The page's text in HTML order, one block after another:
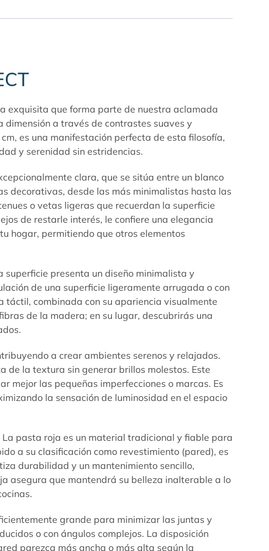
exquisita que forma parte de nuestra aclamada
dimensión a través de contrastes suaves y
es una manifestación perfecta de esta filosofía,
y serenidad sin estridencias.
clara, que se sitúa entre un blanco
decorativas, desde las más minimalistas hasta las
o vetas ligeras que recuerdan la superficie
de restarle interés, le confiere una elegancia
hogar, permitiendo que otros elementos
presenta un diseño minimalista y
de una superficie ligeramente arrugada o con
táctil, combinada con su apariencia visualmente
de la madera; en su lugar, descubrirás una
a crear ambientes serenos y relajados.
de la textura sin generar brillos molestos. Este
mejor las pequeñas imperfecciones o marcas. Es
la sensación de luminosidad en el espacio
pasta roja es un material tradicional y fiable para
a su clasificación como revestimiento (pared), es
durabilidad y un mantenimiento sencillo,
asegura que mantendrá su belleza inalterable a lo
grande para minimizar las juntas y
o con ángulos complejos. La disposición
parezca más ancha o más alta según la